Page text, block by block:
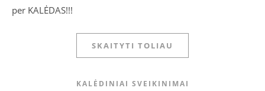
per KALĖDAS!!!
SKAITYTI TOLIAU
KALĖDINIAI SVEIKINIMAI